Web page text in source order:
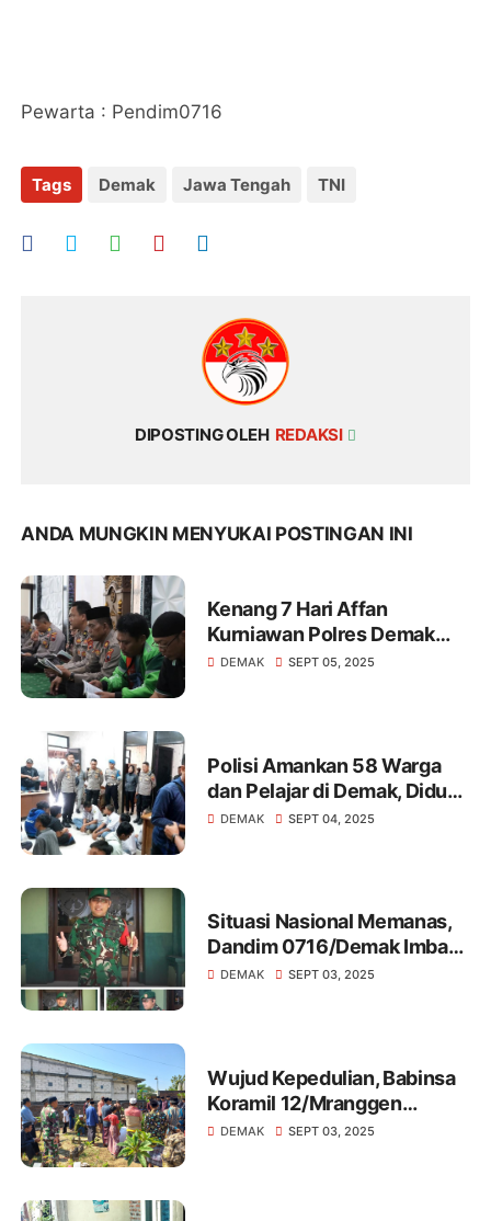
Pewarta : Pendim0716
Tags Demak Jawa Tengah TNI
DIPOSTING OLEH REDAKSI
ANDA MUNGKIN MENYUKAI POSTINGAN INI
Kenang 7 Hari Affan
Kurniawan Polres Demak
dan Komunitas Ojol Gelar
DEMAK SEPT 05, 2025
Polisi Amankan 58 Warga
dan Pelajar di Demak, Diduga
Terprovokasi Medsos Akan
DEMAK SEPT 04, 2025
Situasi Nasional Memanas,
Dandim 0716/Demak Imbau
Warga Masyarakat Jaga
DEMAK SEPT 03, 2025
Wujud Kepedulian, Babinsa
Koramil 12/Mranggen
Melakukan Takziah Warga
DEMAK SEPT 03, 2025